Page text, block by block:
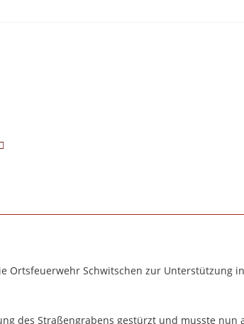
Ortsfeuerwehr Schwitschen zur Unterstützung
des Straßengrabens gestürzt und musste nun